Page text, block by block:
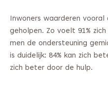
Inwoners waarderen
geholpen. Zo voelt 91%
men de ondersteuning
is duidelijk: 84% kan zich
zich beter door de hulp.